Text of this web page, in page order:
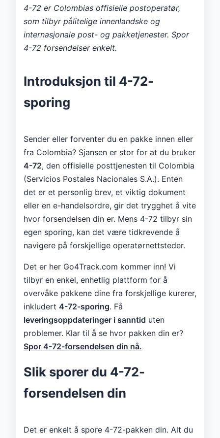
4-72 er Colombias offisielle postoperatør,
som tilbyr pålitelige innenlandske og
internasjonale post- og pakketjenester. Spor
4-72 forsendelser enkelt.
Introduksjon til 4-72-
sporing
Sender eller forventer du en pakke innen eller
fra Colombia? Sjansen er stor for at du bruker
4-72, den offisielle posttjenesten til Colombia
(Servicios Postales Nacionales S.A.). Enten
det er et personlig brev, et viktig dokument
eller en e-handelsordre, gir det trygghet å vite
hvor forsendelsen din er. Mens 4-72 tilbyr sin
egen sporing, kan det være tidkrevende å
navigere på forskjellige operatørnettsteder.
Det er her Go4Track.com kommer inn! Vi
tilbyr en enkel, enhetlig plattform for å
overvåke pakkene dine fra forskjellige kurerer,
inkludert 4-72-sporing. Få
leveringsoppdateringer i sanntid uten
problemer. Klar til å se hvor pakken din er?
Spor 4-72-forsendelsen din nå.
Slik sporer du 4-72-
forsendelsen din
Det er enkelt å spore 4-72-pakken din. Alt du